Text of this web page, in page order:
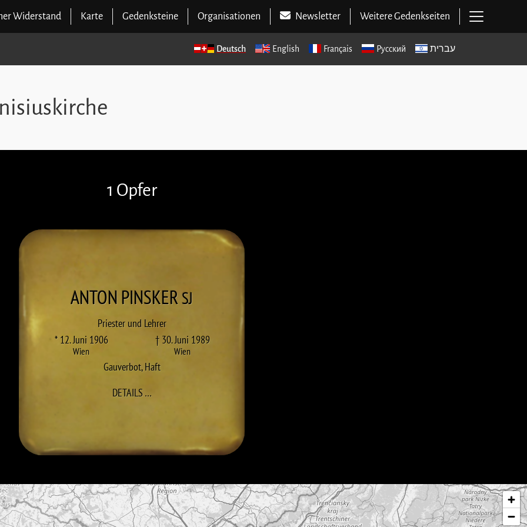
Widerstand Karte Gedenksteine Organisationen Newsletter Weitere Gedenkseiten
Deutsch English Français Русский עברית
1 Opfer
ANTONPINSKERSJ
Priester und Lehrer
* 12. Juni 1906
Wien
† 30. Juni 1989
Wien
Gauverbot,Haft
DETAILS…ZU ANTON PINSKER